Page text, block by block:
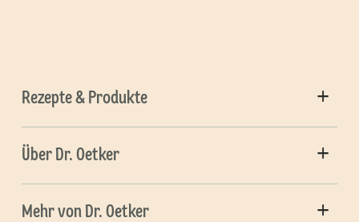
Rezepte & Produkte
Über Dr. Oetker
Mehr von Dr. Oetker